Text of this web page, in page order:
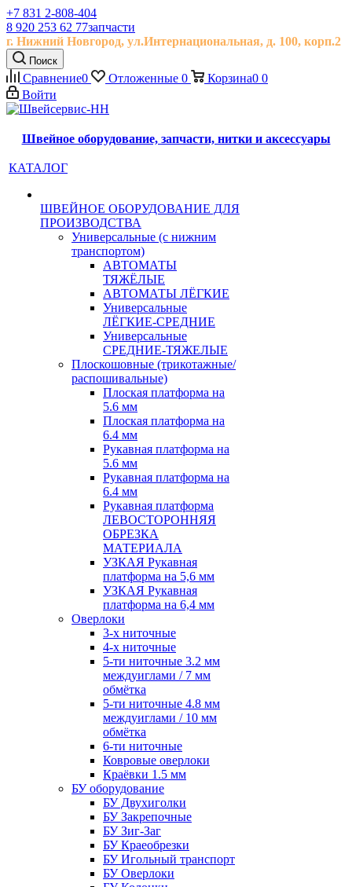
+7 831 2-808-404
8 920 253 62 77запчасти
г. Нижний Новгород, ул.Интернациональная, д. 100, корп.2
Поиск
Сравнение0 Отложенные 0 Корзина0 0
Войти
Швейное оборудование, запчасти, нитки и аксессуары
КАТАЛОГ
ШВЕЙНОЕ ОБОРУДОВАНИЕ ДЛЯ
ПРОИЗВОДСТВА
Универсальные (с нижним
транспортом)
АВТОМАТЫ
ТЯЖЁЛЫЕ
АВТОМАТЫ ЛЁГКИЕ
Универсальные
ЛЁГКИЕ-СРЕДНИЕ
Универсальные
СРЕДНИЕ-ТЯЖЕЛЫЕ
Плоскошовные (трикотажные/
распошивальные)
Плоская платформа на
5.6 мм
Плоская платформа на
6.4 мм
Рукавная платформа на
5.6 мм
Рукавная платформа на
6.4 мм
Рукавная платформа
ЛЕВОСТОРОННЯЯ
ОБРЕЗКА
МАТЕРИАЛА
УЗКАЯ Рукавная
платформа на 5,6 мм
УЗКАЯ Рукавная
платформа на 6,4 мм
Оверлоки
3-х ниточные
4-х ниточные
5-ти ниточные 3.2 мм
междуиглами / 7 мм
обмётка
5-ти ниточные 4.8 мм
междуиглами / 10 мм
обмётка
6-ти ниточные
Ковровые оверлоки
Краёвки 1.5 мм
БУ оборудование
БУ Двухиголки
БУ Закрепочные
БУ Зиг-Заг
БУ Краеобрезки
БУ Игольный транспорт
БУ Оверлоки